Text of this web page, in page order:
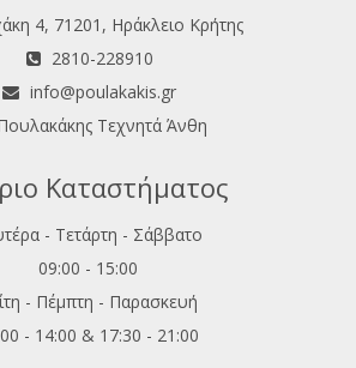
4, 71201, Ηράκλειο Κρήτης
2810-228910
info@poulakakis.gr
Τεχνητά Άνθη
Καταστήματος
- Τετάρτη - Σάββατο
09:00 - 15:00
- Πέμπτη - Παρασκευή
- 14:00 & 17:30 - 21:00